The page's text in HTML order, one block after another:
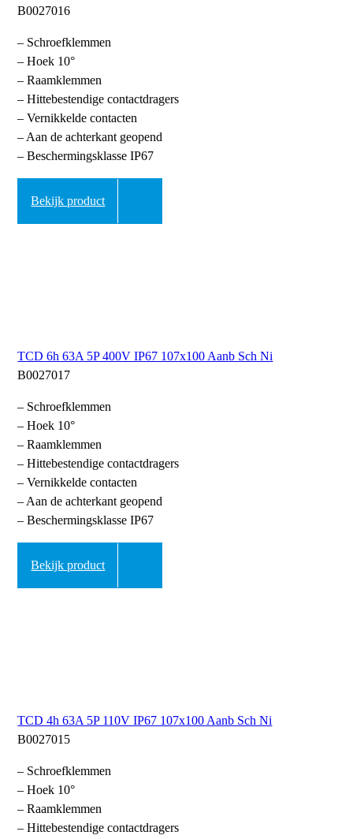
B0027016
– Schroefklemmen
– Hoek 10°
– Raamklemmen
– Hittebestendige contactdragers
– Vernikkelde contacten
– Aan de achterkant geopend
– Beschermingsklasse IP67
Bekijk product
TCD 6h 63A 5P 400V IP67 107x100 Aanb Sch Ni
B0027017
– Schroefklemmen
– Hoek 10°
– Raamklemmen
– Hittebestendige contactdragers
– Vernikkelde contacten
– Aan de achterkant geopend
– Beschermingsklasse IP67
Bekijk product
TCD 4h 63A 5P 110V IP67 107x100 Aanb Sch Ni
B0027015
– Schroefklemmen
– Hoek 10°
– Raamklemmen
– Hittebestendige contactdragers